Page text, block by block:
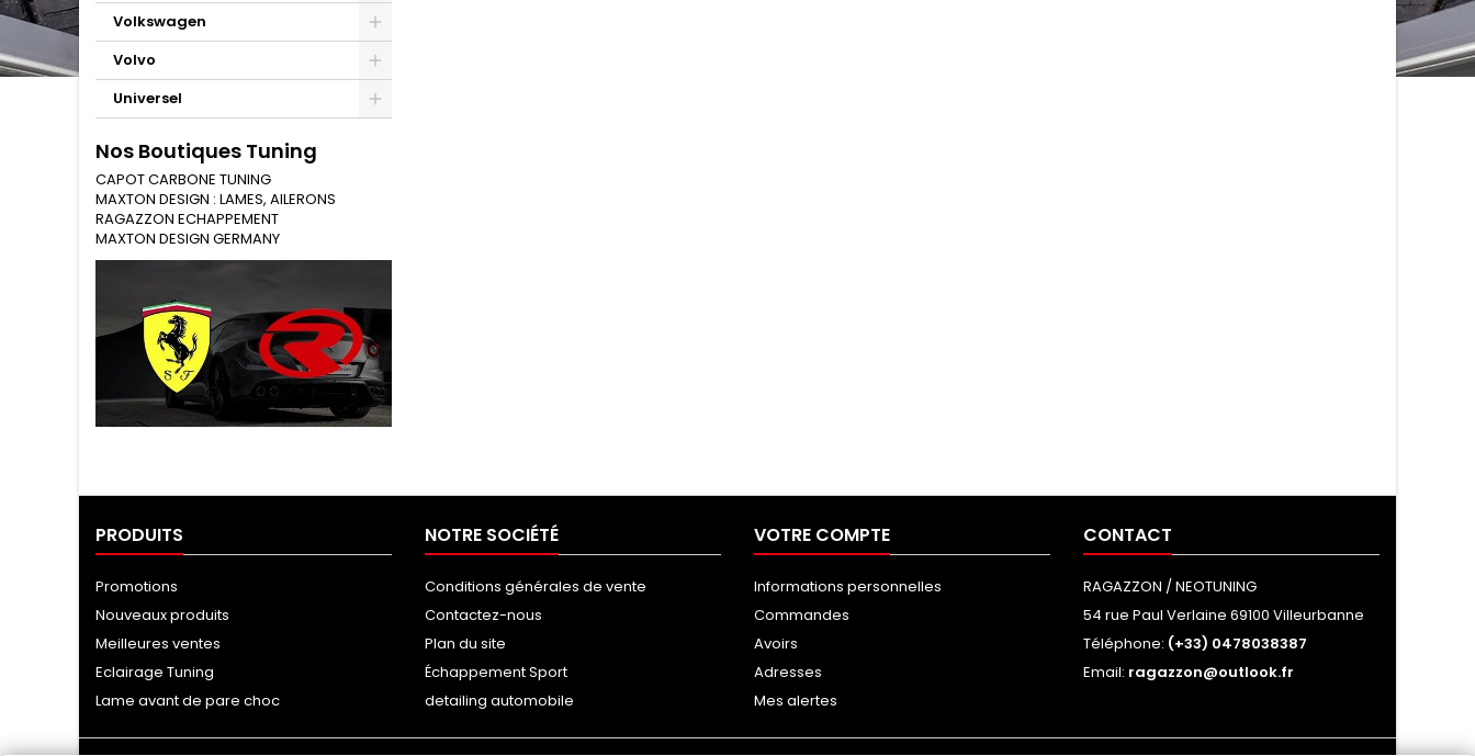
Volkswagen
Volvo
Universel
Nos Boutiques Tuning
CAPOT CARBONE TUNING
MAXTON DESIGN : LAMES, AILERONS
RAGAZZON ECHAPPEMENT
MAXTON DESIGN GERMANY
PRODUITS
Promotions
Nouveaux produits
Meilleures ventes
Eclairage Tuning
Lame avant de pare choc
NOTRE SOCIÉTÉ
Conditions générales de vente
Contactez-nous
Plan du site
Échappement Sport
detailing automobile
VOTRE COMPTE
Informations personnelles
Commandes
Avoirs
Adresses
Mes alertes
CONTACT
RAGAZZON / NEOTUNING
54 rue Paul Verlaine 69100 Villeurbanne
Téléphone: (+33) 0478038387
Email: ragazzon@outlook.fr